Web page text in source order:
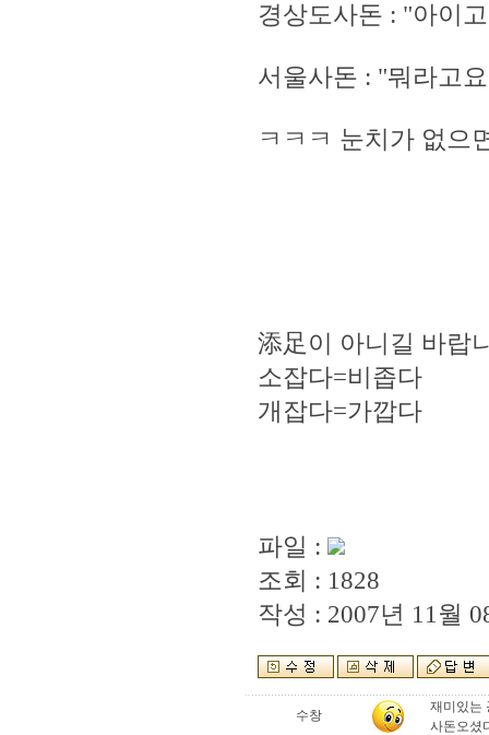
경상도사돈 : "아이
서울사돈 : "뭐라고
ㅋㅋㅋ 눈치가 없으
添足이 아니길 바랍
소잡다=비좁다
개잡다=가깝다
파일 :
조회 : 1828
작성 : 2007년 11월
수창
재미있는
사돈오셨